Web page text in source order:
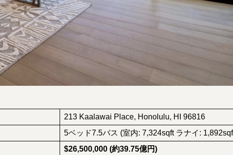
213 Kaalawai Place, Honolulu, HI 96816
5ベッド7.5バス (室内: 7,324sqft ラナイ:
$26,500,000 (約39.75億円)